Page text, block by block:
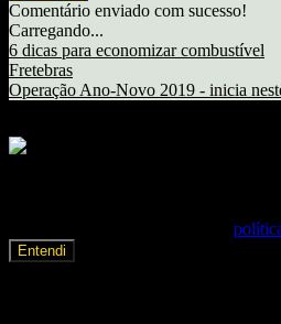
Comentário enviado com sucesso!
Carregando...
6 dicas para economizar combustível
Fretebras
Operação Ano-Novo 2019 - inicia
Entendi